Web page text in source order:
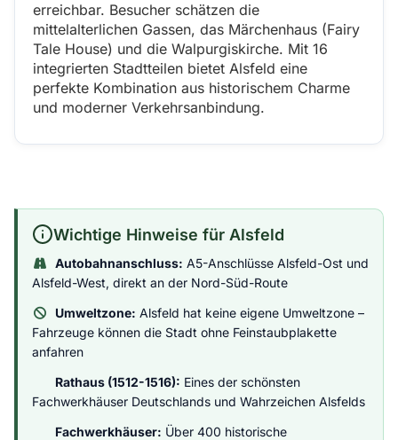
erreichbar. Besucher schätzen die
mittelalterlichen Gassen, das Märchenhaus (Fairy
Tale House) und die Walpurgiskirche. Mit 16
integrierten Stadtteilen bietet Alsfeld eine
perfekte Kombination aus historischem Charme
und moderner Verkehrsanbindung.
Wichtige Hinweise für Alsfeld
Autobahnanschluss: A5-Anschlüsse Alsfeld-Ost und
Alsfeld-West, direkt an der Nord-Süd-Route
Umweltzone: Alsfeld hat keine eigene Umweltzone –
Fahrzeuge können die Stadt ohne Feinstaubplakette
anfahren
Rathaus (1512-1516): Eines der schönsten
Fachwerkhäuser Deutschlands und Wahrzeichen Alsfelds
Fachwerkhäuser: Über 400 historische